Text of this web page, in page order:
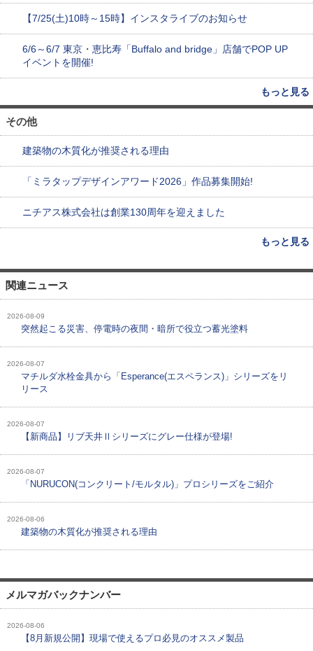
【7/25(土)10時～15時】インスタライブのお知らせ
6/6～6/7 東京・恵比寿「Buffalo and bridge」店舗でPOP UP
イベントを開催!
もっと見る
その他
建築物の木質化が推奨される理由
「ミラタップデザインアワード2026」作品募集開始!
ニチアス株式会社は創業130周年を迎えました
もっと見る
関連ニュース
2026-08-09
突然起こる災害、停電時の夜間・暗所で役立つ蓄光塗料
2026-08-07
マチルダ水栓金具から「Esperance(エスペランス)」シリーズをリ
リース
2026-08-07
【新商品】リブ天井Ⅱシリーズにグレー仕様が登場!
2026-08-07
「NURUCON(コンクリート/モルタル)」プロシリーズをご紹介
2026-08-06
建築物の木質化が推奨される理由
メルマガバックナンバー
2026-08-06
【8月新規公開】現場で使えるプロ必見のオススメ製品